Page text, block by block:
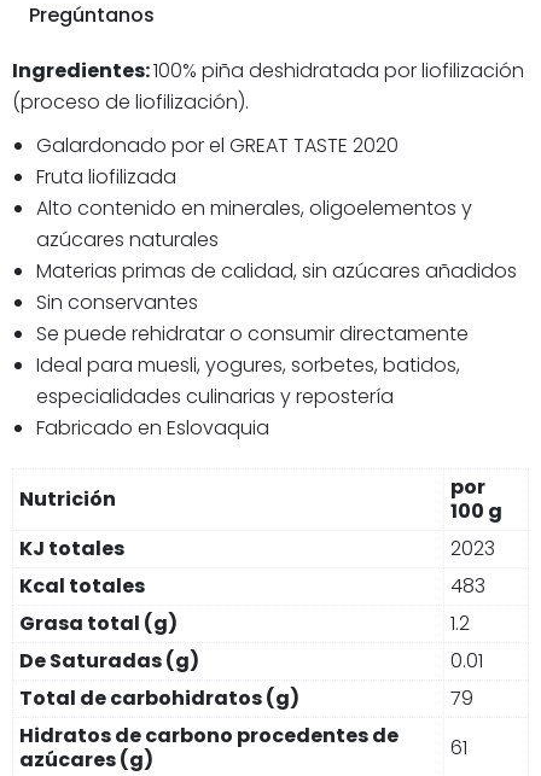
Pregúntanos
Ingredientes:100% piña deshidratada por liofilización
(proceso de liofilización).
Galardonado por el GREAT TASTE 2020
Fruta liofilizada
Alto contenido en minerales, oligoelementos y
azúcares naturales
Materias primas de calidad, sin azúcares añadidos
Sin conservantes
Se puede rehidratar o consumir directamente
Ideal para muesli, yogures, sorbetes, batidos,
especialidades culinarias y repostería
Fabricado en Eslovaquia
Nutrición
por
100 g
KJ totales
2023
Kcal totales
483
Grasa total (g)
1.2
De Saturadas (g)
0.01
Total de carbohidratos (g)
79
Hidratos de carbono procedentes de
azúcares (g)
61